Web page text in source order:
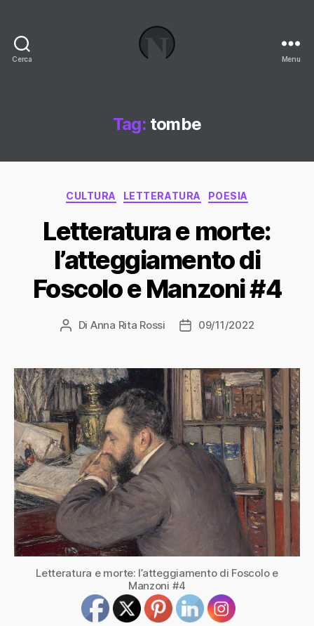
Cerca
Blog
Menu
Tag: tombe
Categorie
CULTURA LETTERATURA POESIA
Letteratura e morte:
l’atteggiamento di
Foscolo e Manzoni #4
Autore
Di Anna Rita Rossi
Data09/11/2022
Letteratura e morte: l’atteggiamento di Foscolo e
Manzoni #4